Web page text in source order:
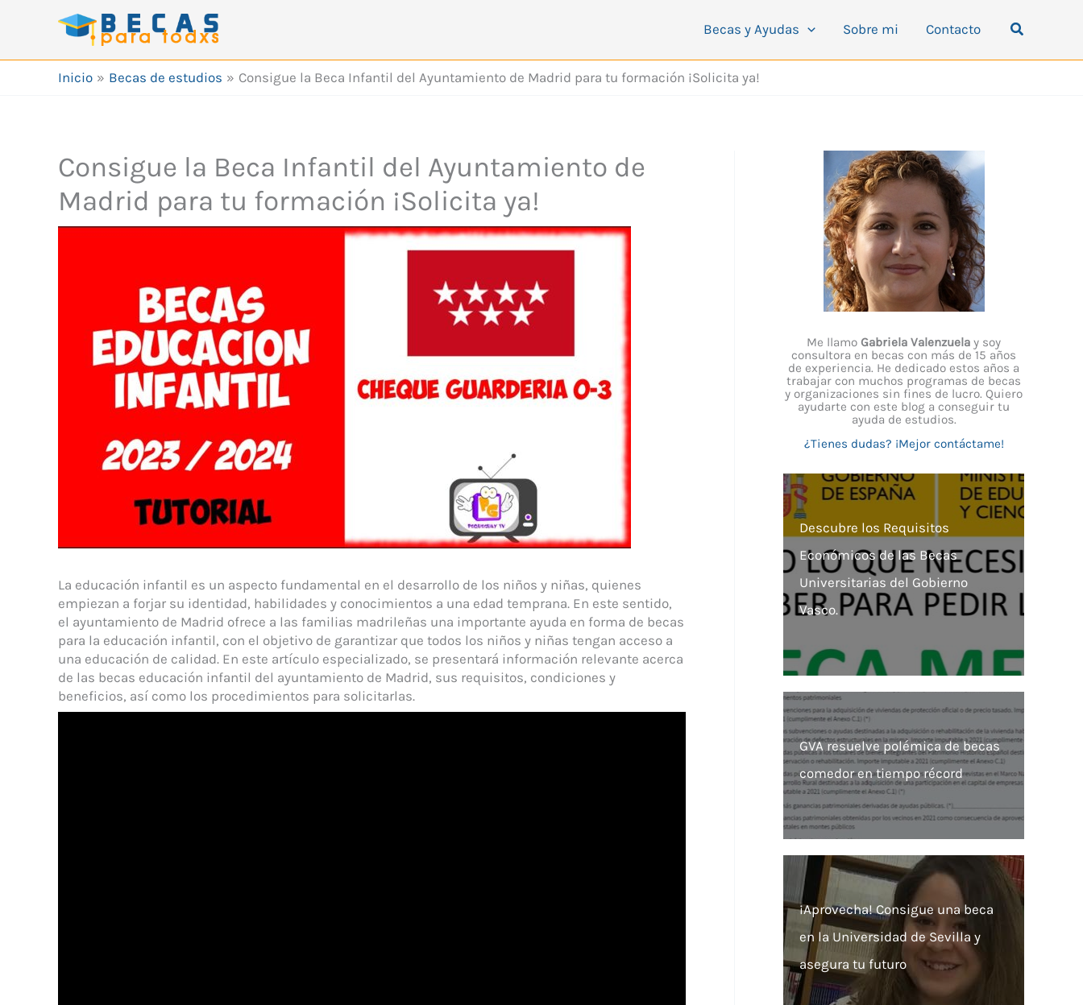
Becas y Ayudas Sobre mi Contacto Buscar
Inicio Becas de estudios Consigue la Beca Infantil del Ayuntamiento de Madrid para tu formación ¡Solicita ya!
Consigue la Beca Infantil del Ayuntamiento de
Madrid para tu formación ¡Solicita ya!
La educación infantil es un aspecto fundamental en el desarrollo de los niños y niñas, quienes
empiezan a forjar su identidad, habilidades y conocimientos a una edad temprana. En este sentido,
el ayuntamiento de Madrid ofrece a las familias madrileñas una importante ayuda en forma de becas
para la educación infantil, con el objetivo de garantizar que todos los niños y niñas tengan acceso a
una educación de calidad. En este artículo especializado, se presentará información relevante acerca
de las becas educación infantil del ayuntamiento de Madrid, sus requisitos, condiciones y
beneficios, así como los procedimientos para solicitarlas.
Me llamo Gabriela Valenzuela y soy
consultora en becas con más de 15 años
de experiencia. He dedicado estos años a
trabajar con muchos programas de becas
y organizaciones sin fines de lucro. Quiero
ayudarte con este blog a conseguir tu
ayuda de estudios.
¿Tienes dudas? ¡Mejor contáctame!
Descubre los Requisitos
Económicos de las Becas
Universitarias del Gobierno
Vasco.
GVA resuelve polémica de becas
comedor en tiempo récord
¡Aprovecha! Consigue una beca
en la Universidad de Sevilla y
asegura tu futuro